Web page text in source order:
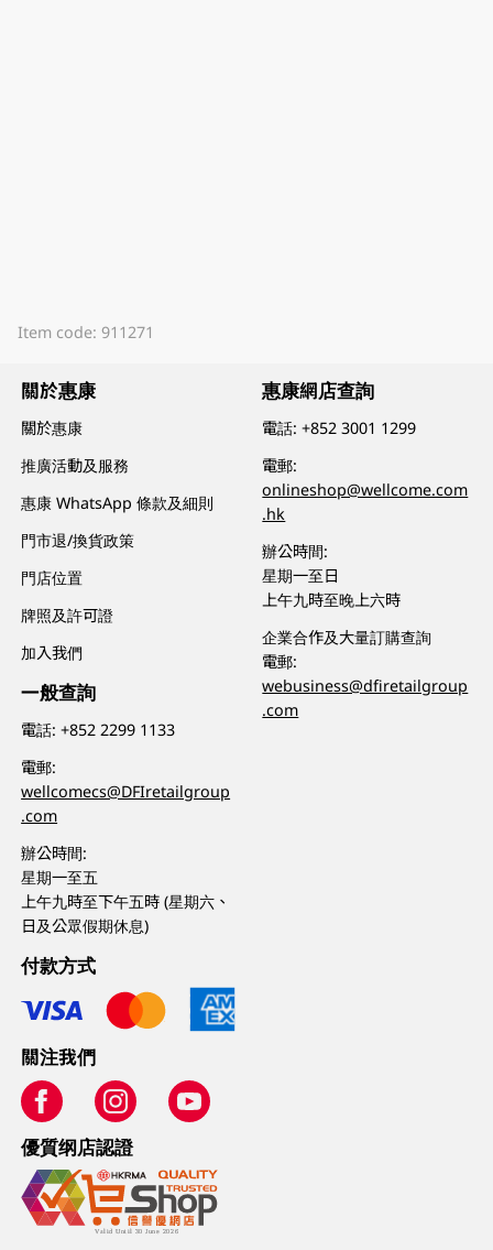
Item code: 911271
關於惠康
關於惠康
推廣活動及服務
惠康 WhatsApp 條款及細則
門市退/換貨政策
門店位置
牌照及許可證
加入我們
一般查詢
電話:+852 2299 1133
電郵:
wellcomecs@DFIretailgroup
.com
辦公時間:
星期一至五
上午九時至下午五時 (星期六、
日及公眾假期休息)
惠康網店查詢
電話:+852 3001 1299
電郵:
onlineshop@wellcome.com
.hk
辦公時間:
星期一至日
上午九時至晚上六時
企業合作及大量訂購查詢
電郵:
webusiness@dfiretailgroup
.com
付款方式
關注我們
優質纲店認證